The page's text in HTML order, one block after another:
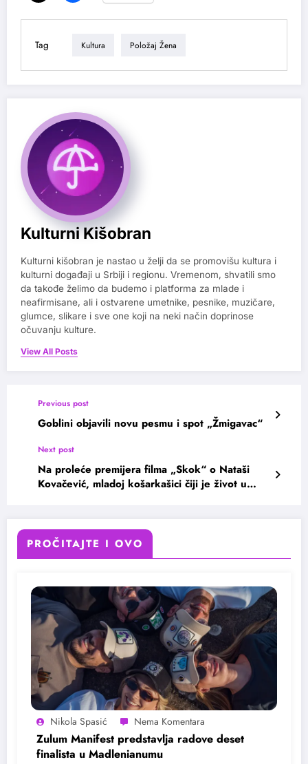
Tag Kultura Položaj Žena
Kulturni Kišobran
Kulturni kišobran je nastao u želji da se promovišu kultura i
kulturni događaji u Srbiji i regionu. Vremenom, shvatili smo
da takođe želimo da budemo i platforma za mlade i
neafirmisane, ali i ostvarene umetnike, pesnike, muzičare,
glumce, slikare i sve one koji na neki način doprinose
očuvanju kulture.
View All Posts
Previous post
Goblini objavili novu pesmu i spot „Žmigavac“
Next post
Na proleće premijera filma „Skok“ o Nataši
Kovačević, mladoj košarkašici čiji je život u
PROČITAJTE I OVO
Nikola Spasić
Zulum Manifest predstavlja radove deset
finalista u Madlenianumu